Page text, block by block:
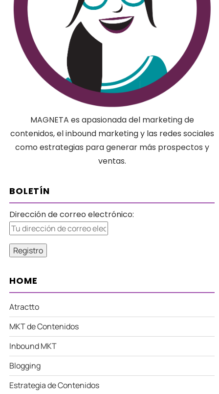
MAGNETA es apasionada del marketing de
contenidos, el inbound marketing y las redes sociales
como estrategias para generar más prospectos y
ventas.
BOLETÍN
Dirección de correo electrónico:
HOME
Atractto
MKT de Contenidos
Inbound MKT
Blogging
Estrategia de Contenidos